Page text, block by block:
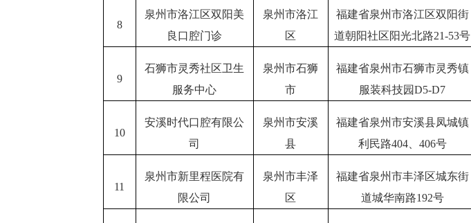
8
泉州市洛江区双阳美
良口腔门诊
泉州市洛江
区
福建省泉州市洛江区双阳街
道朝阳社区阳光北路21-53号
9
石狮市灵秀社区卫生
服务中心
泉州市石狮
市
福建省泉州市石狮市灵秀镇
服装科技园D5-D7
10
安溪时代口腔有限公
司
泉州市安溪
县
福建省泉州市安溪县凤城镇
利民路404、406号
11
泉州市新里程医院有
限公司
泉州市丰泽
区
福建省泉州市丰泽区城东街
道城华南路192号